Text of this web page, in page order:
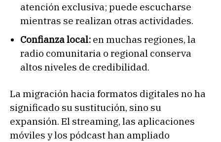
atención exclusiva; puede escucharse
mientras se realizan otras actividades.
Confianza local: en muchas regiones, la
radio comunitaria o regional conserva
altos niveles de credibilidad.
La migración hacia formatos digitales no ha
significado su sustitución, sino su
expansión. El streaming, las aplicaciones
móviles y los pódcast han ampliado